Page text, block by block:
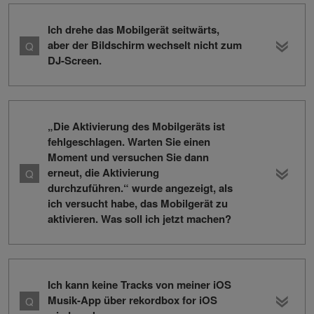
Ich drehe das Mobilgerät seitwärts,
aber der Bildschirm wechselt nicht zum
DJ-Screen.
„Die Aktivierung des Mobilgeräts ist
fehlgeschlagen. Warten Sie einen
Moment und versuchen Sie dann
erneut, die Aktivierung
durchzuführen.“ wurde angezeigt, als
ich versucht habe, das Mobilgerät zu
aktivieren. Was soll ich jetzt machen?
Ich kann keine Tracks von meiner iOS
Musik-App über rekordbox for iOS